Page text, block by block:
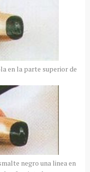
en la parte superior de
negro una linea en